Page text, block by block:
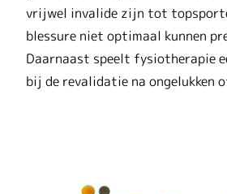
vrijwel invalide zijn tot
blessure niet optimaal kunnen
Daarnaast speelt fysiotherapie
bij de revalidatie na ongelukken